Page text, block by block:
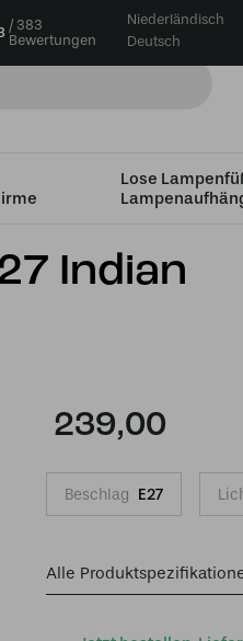
383
Bewertungen
Niederländisch
Deutsch
Lose
2xE27 Indian Summer
Indian
239,00
Beschlag E27
Alle